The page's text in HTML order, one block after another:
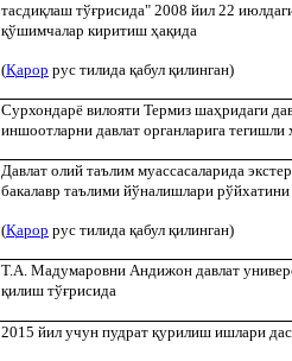
тасдиқлаш тўғрисида" 2008 йил 22
қўшимчалар киритиш ҳақида
(Қарор рус тилида қабул қилинган)
Сурхондарё вилояти Термиз шаҳридаги
иншоотларни давлат органларига тегишли
Давлат олий таълим муассасаларида
бакалавр таълими йўналишлари рўйхатини
(Қарор рус тилида қабул қилинган)
Т.А. Мадумаровни Андижон давлат
қилиш тўғрисида
2015 йил учун пудрат қурилиш ишлари